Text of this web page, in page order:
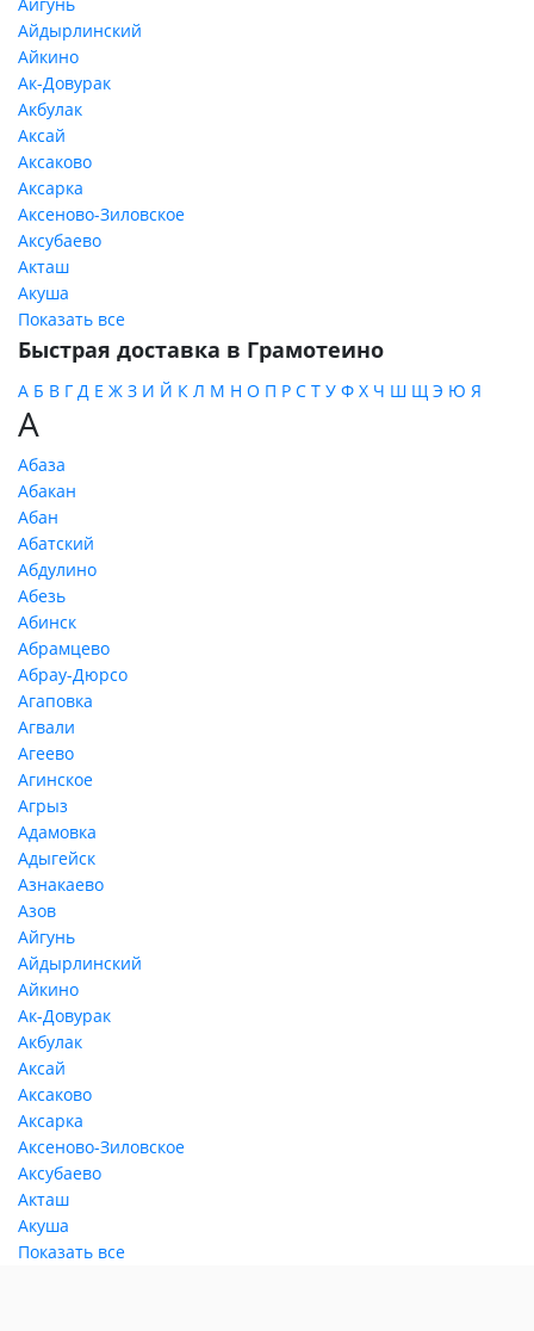
Айдырлинский
Айкино
Ак-Довурак
Акбулак
Аксай
Аксаково
Аксарка
Аксеново-Зиловское
Аксубаево
Акташ
Акуша
Показать все
Быстрая доставка в Грамотеино
А Б В Г Д Е Ж З И Й К Л М Н О П Р С Т У Ф Х Ч Ш Щ Э Ю Я
А
Абаза
Абакан
Абан
Абатский
Абдулино
Абезь
Абинск
Абрамцево
Абрау-Дюрсо
Агаповка
Агвали
Агеево
Агинское
Агрыз
Адамовка
Адыгейск
Азнакаево
Азов
Айгунь
Айдырлинский
Айкино
Ак-Довурак
Акбулак
Аксай
Аксаково
Аксарка
Аксеново-Зиловское
Аксубаево
Акташ
Акуша
Показать все